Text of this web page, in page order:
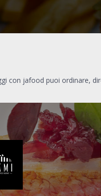
con jafood puoi ordinare,